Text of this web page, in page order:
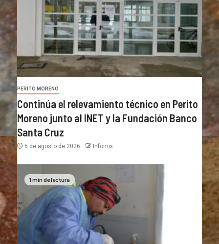
PERITO MORENO
Continúa el relevamiento técnico en Perito
Moreno junto al INET y la Fundación Banco
Santa Cruz
5 de agosto de 2026 Infomix
1 min de lectura